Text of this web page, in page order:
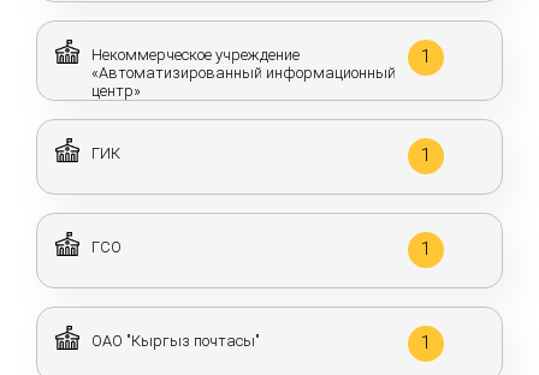
Некоммерческое учреждение
«Автоматизированный информационный
центр»
1
ГИК 1
ГСО 1
ОАО "Кыргыз почтасы" 1